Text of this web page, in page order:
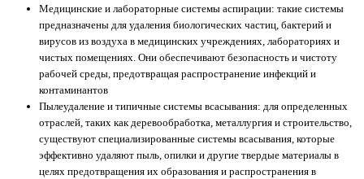
Медицинские и лабораторные системы аспирации: такие системы
предназначены для удаления биологических частиц, бактерий и
вирусов из воздуха в медицинских учреждениях, лабораториях и
чистых помещениях. Они обеспечивают безопасность и чистоту
рабочей среды, предотвращая распространение инфекций и
контаминантов
Пылеудаление и типичные системы всасывания: для определенных
отраслей, таких как деревообработка, металлургия и строительство,
существуют специализированные системы всасывания, которые
эффективно удаляют пыль, опилки и другие твердые материалы в
целях предотвращения их образования и распространения в